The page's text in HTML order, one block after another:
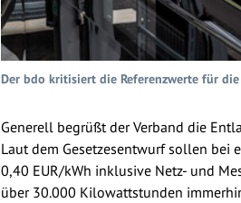
Der bdo kritisiert die Referenzwerte für
Generell begrüßt der Verband die
Laut dem Gesetzesentwurf sollen bei
0,40 EUR/kWh inklusive Netz- und
über 30.000 Kilowattstunden